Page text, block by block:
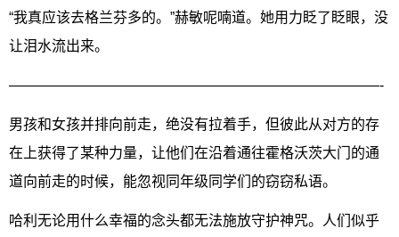
“我真应该去格兰芬多的。”赫敏呢喃道。她用力眨了眨眼，没
让泪水流出来。
——————————————————————————-
男孩和女孩并排向前走，绝没有拉着手，但彼此从对方的存
在上获得了某种力量，让他们在沿着通往霍格沃茨大门的通
道向前走的时候，能忽视同年级同学们的窃窃私语。
哈利无论用什么幸福的念头都无法施放守护神咒。人们似乎